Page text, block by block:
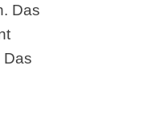
Das
Das